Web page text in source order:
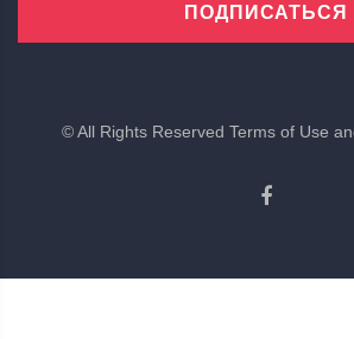
ПОДПИСАТЬСЯ
©All Rights Reserved Terms of Use